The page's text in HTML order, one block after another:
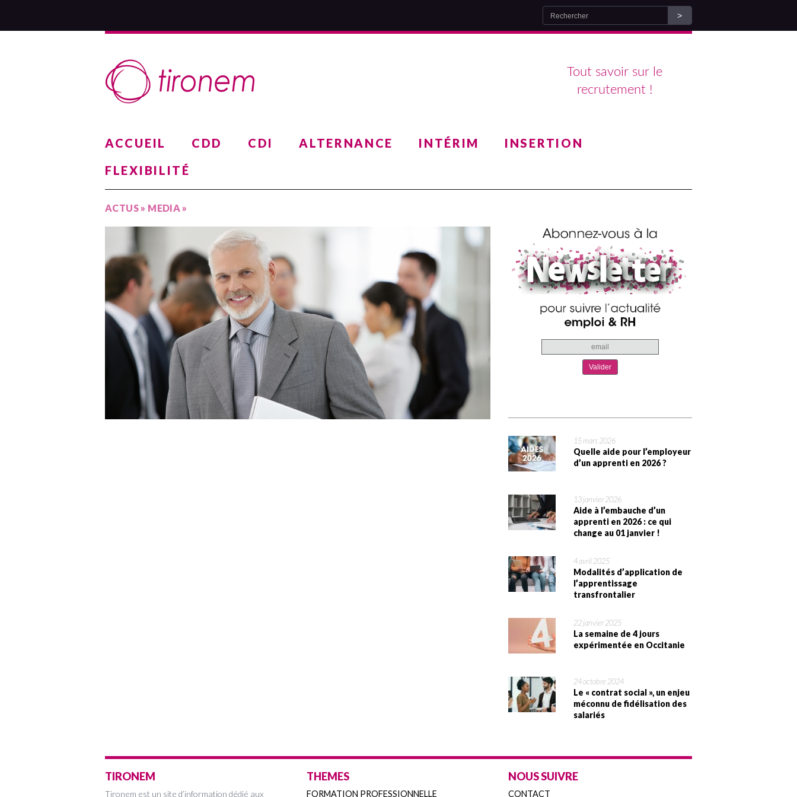
Tout savoir sur le
recrutement !
ACCUEIL CDD CDI ALTERNANCE INTÉRIM
INSERTION
FLEXIBILITÉ
ACTUS» MEDIA»
15 mars 2026
Quelle aide pour l’employeur
d’un apprenti en 2026 ?
13 janvier 2026
Aide à l’embauche d’un
apprenti en 2026 : ce qui
change au 01 janvier !
4 avril 2025
Modalités d’application de
l’apprentissage
transfrontalier
22 janvier 2025
La semaine de 4 jours
expérimentée en Occitanie
24 octobre 2024
Le « contrat social », un enjeu
méconnu de fidélisation des
salariés
TIRONEM
Tironem est un site d’information dédié aux
THEMES
FORMATION PROFESSIONNELLE
NOUS SUIVRE
CONTACT